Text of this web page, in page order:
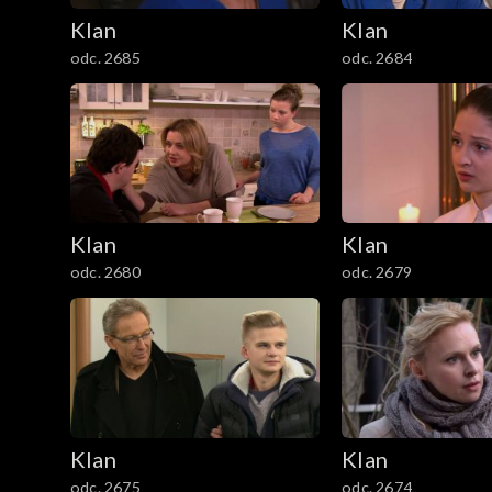
3201–3300
3101–3200
3001–3100
2901–3000
2801–2900
2701–2800
2601–2700
2501–2600
Klan
odc. 2685
Klan
odc. 2684
Klan
odc. 2680
Klan
odc. 2679
Klan
odc. 2675
Klan
odc. 2674